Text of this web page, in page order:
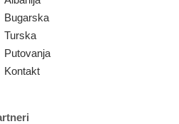
Bugarska
Turska
Putovanja
Kontakt